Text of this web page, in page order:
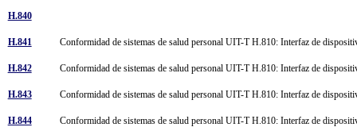
H.840
H.841 Conformidad de sistemas de salud personal UIT-T H.810: Interfaz de
H.842 Conformidad de sistemas de salud personal UIT-T H.810: Interfaz de
H.843 Conformidad de sistemas de salud personal UIT-T H.810: Interfaz de
H.844 Conformidad de sistemas de salud personal UIT-T H.810: Interfaz de